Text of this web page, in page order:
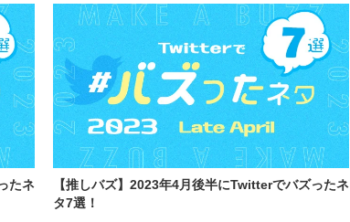
たネ
【推しバズ】2023年4月後半にTwitterでバズったネ
タ7選！